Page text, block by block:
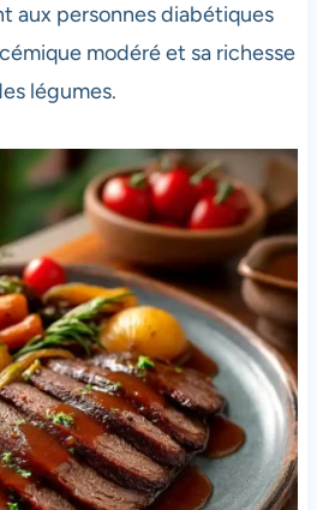
aux personnes diabétiques
modéré et sa richesse
légumes.